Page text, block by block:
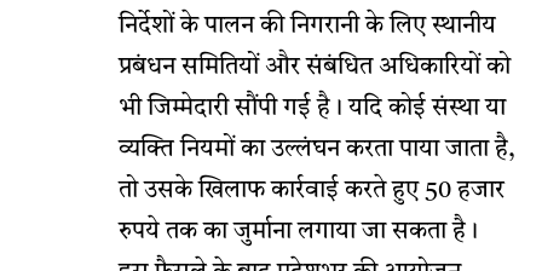
निर्देशों के पालन की निगरानी के लिए स्थानीय
प्रबंधन समितियों और संबंधित अधिकारियों को
भी जिम्मेदारी सौंपी गई है। यदि कोई संस्था या
व्यक्ति नियमों का उल्लंघन करता पाया जाता है,
तो उसके खिलाफ कार्रवाई करते हुए 50 हजार
रुपये तक का जुर्माना लगाया जा सकता है।